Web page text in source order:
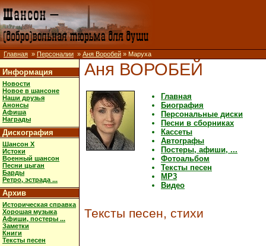
Главная » Персоналии » Аня Воробей » Маруха
Информация
Новости
Новое в шансоне
Наши друзья
Анонсы
Афиша
Награды
Дискография
Шансон X
Истоки
Военный шансон
Песни цыган
Барды
Ретро, эстрада ...
Архив
Историческая справка
Хорошая музыка
Афиши, постеры ...
Заметки
Книги
Тексты песен
Аня ВОРОБЕЙ
Главная
Биография
Персональные диски
Песни в сборниках
Кассеты
Автографы
Постеры, афиши, ...
Фотоальбом
Тексты песен
MP3
Видео
Тексты песен, стихи